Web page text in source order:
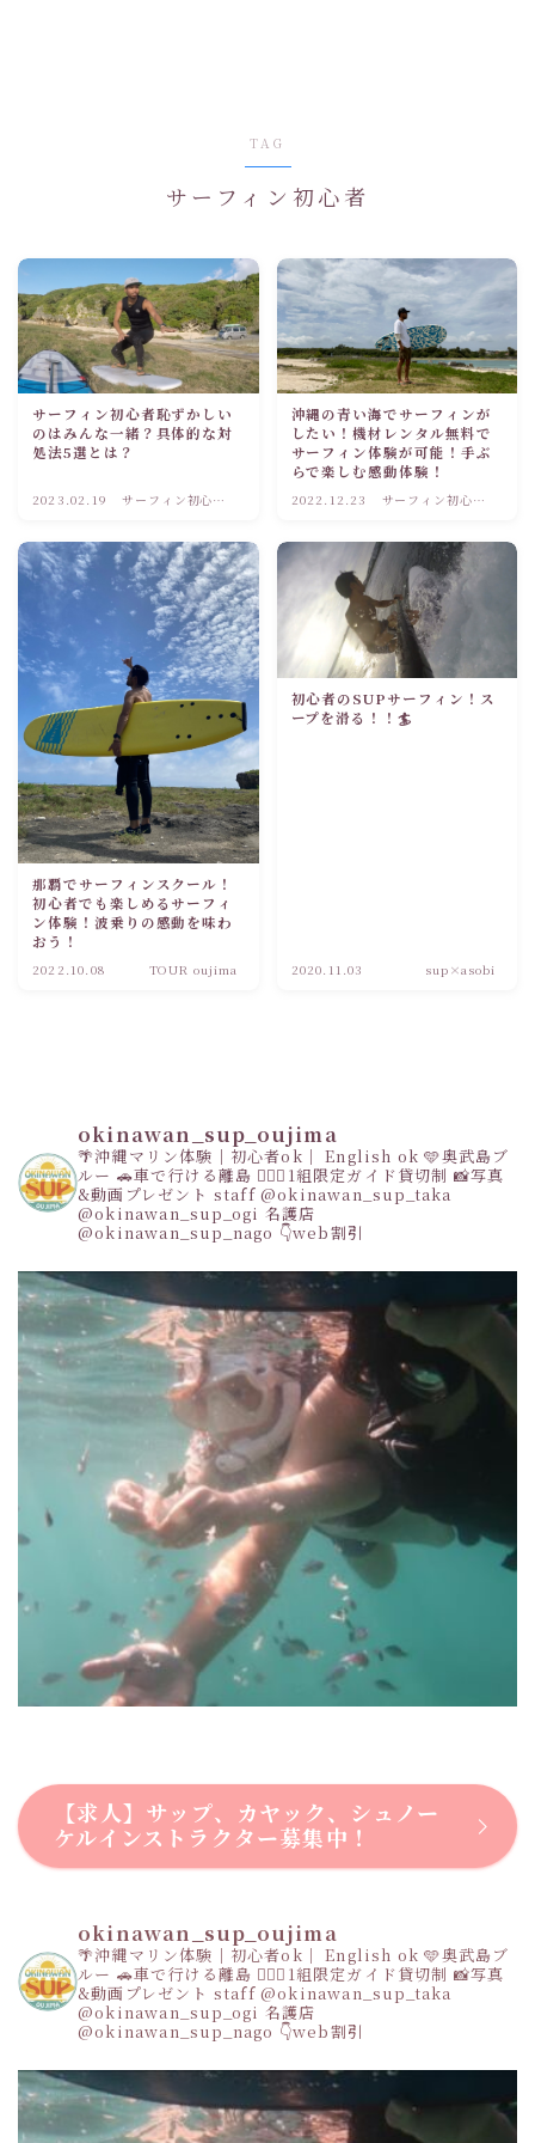
TAG
サーフィン初心者
サーフィン初心者恥ずかしい
のはみんな一緒？具体的な対
処法5選とは？
2023.02.19
サーフィン初心者
沖縄の青い海でサーフィンが
したい！機材レンタル無料で
サーフィン体験が可能！手ぶ
らで楽しむ感動体験！
2022.12.23
サーフィン初心者
那覇でサーフィンスクール！
初心者でも楽しめるサーフィ
ン体験！波乗りの感動を味わ
おう！
2022.10.08 TOUR oujima
初心者のSUPサーフィン！ス
ープを滑る！！🏄
2020.11.03 sup×asobi
okinawan_sup_oujima
🌴沖縄マリン体験｜初心者ok｜ English ok 🩵奥武島ブ
ルー 🚗車で行ける離島 👩‍❤️‍👩1組限定ガイド貸切制 📸写真
&動画プレゼント staff@okinawan_sup_taka
@okinawan_sup_ogi 名護店
@okinawan_sup_nago 👇web割引
【求人】サップ、カヤック、シュノー
ケルインストラクター募集中！
okinawan_sup_oujima
🌴沖縄マリン体験｜初心者ok｜ English ok 🩵奥武島ブ
ルー 🚗車で行ける離島 👩‍❤️‍👩1組限定ガイド貸切制 📸写真
&動画プレゼント staff@okinawan_sup_taka
@okinawan_sup_ogi 名護店
@okinawan_sup_nago 👇web割引